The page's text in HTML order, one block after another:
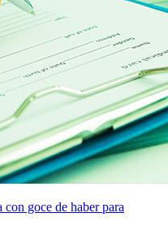
goce de haber para